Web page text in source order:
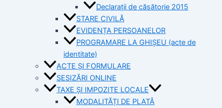
Declarații de căsătorie 2015
STARE CIVILĂ
EVIDENȚA PERSOANELOR
PROGRAMARE LA GHIȘEU (acte de
identitate)
ACTE ȘI FORMULARE
SESIZĂRI ONLINE
TAXE ȘI IMPOZITE LOCALE
MODALITĂȚI DE PLATĂ